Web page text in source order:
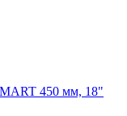
450 мм, 18"